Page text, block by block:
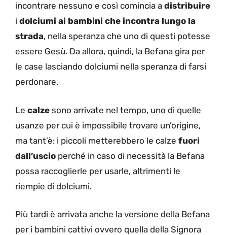
incontrare nessuno e così comincia a distribuire
i dolciumi ai bambini che incontra lungo la
strada, nella speranza che uno di questi potesse
essere Gesù. Da allora, quindi, la Befana gira per
le case lasciando dolciumi nella speranza di farsi
perdonare.
Le calze sono arrivate nel tempo, uno di quelle
usanze per cui è impossibile trovare un’origine,
ma tant’è: i piccoli metterebbero le calze fuori
dall’uscio perché in caso di necessità la Befana
possa raccoglierle per usarle, altrimenti le
riempie di dolciumi.
Più tardi è arrivata anche la versione della Befana
per i bambini cattivi ovvero quella della Signora